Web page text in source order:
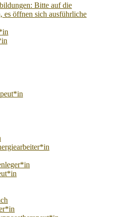
Bitte auf die
es öffnen sich ausführliche